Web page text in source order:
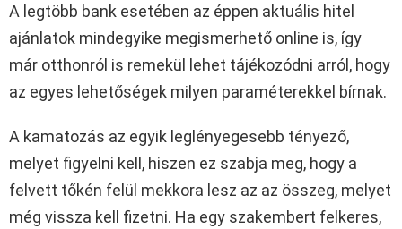
A legtöbb bank esetében az éppen aktuális hitel
ajánlatok mindegyike megismerhető online is, így
már otthonról is remekül lehet tájékozódni arról, hogy
az egyes lehetőségek milyen paraméterekkel bírnak.
A kamatozás az egyik leglényegesebb tényező,
melyet figyelni kell, hiszen ez szabja meg, hogy a
felvett tőkén felül mekkora lesz az az összeg, melyet
még vissza kell fizetni. Ha egy szakembert felkeres,